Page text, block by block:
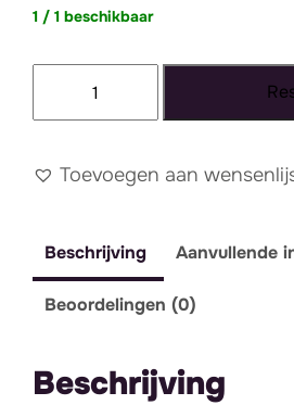
1 / 1 beschikbaar
aantalToevoegen aan
Beschrijving Aanvullende
Beoordelingen (0)
Beschrijving